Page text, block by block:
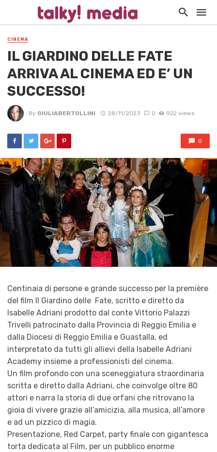
CINEMA
IL GIARDINO DELLE FATE
ARRIVA AL CINEMA ED E’ UN
SUCCESSO!
By GIULIABERTOLLINI 28/11/2023 0 922 views
0
Centinaia di persone e grande successo per la première
del film Il Giardino delle Fate, scritto e diretto da
Isabelle Adriani prodotto dal conte Vittorio Palazzi
Trivelli patrocinato dalla Provincia di Reggio Emilia e
dalla Diocesi di Reggio Emilia e Guastalla, ed
interpretato da tutti gli allievi della Isabelle Adriani
Academy insieme a professionisti del cinema.
Un film profondo con una sceneggiatura straordinaria
scritta e diretto dalla Adriani, che coinvolge oltre 80
attori e narra la storia di due orfani che ritrovano la
gioia di vivere grazie all’amicizia, alla musica, all’amore
e ad un pizzico di magia.
Presentazione, Red Carpet, party finale con gigantesca
torta dedicata al Film, per un pubblico enorme